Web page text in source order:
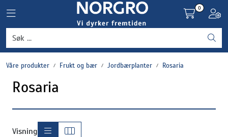
Toggle navigation
0
Våre produkter Frukt og bær Jordbærplanter Rosaria
Rosaria
Visning
Grønnsaker
Settepotet og setteløk
Plantevern og nyttedyr